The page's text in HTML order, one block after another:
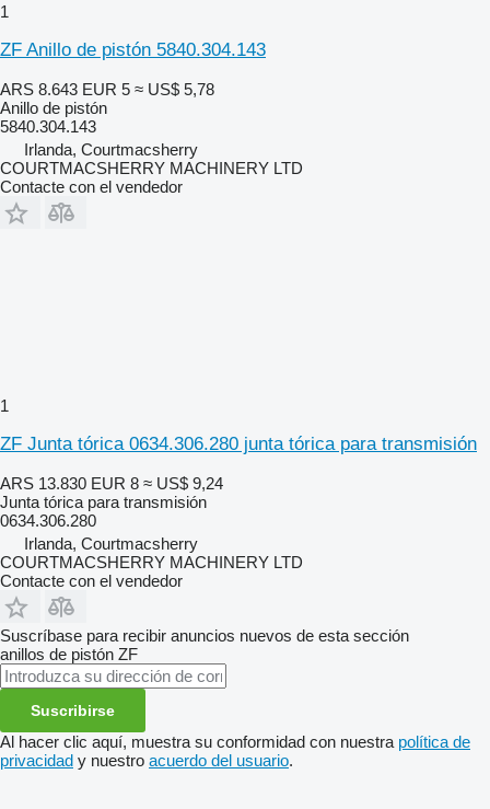
1
ZF Anillo de pistón 5840.304.143
ARS 8.643 EUR 5 ≈ US$ 5,78
Anillo de pistón
5840.304.143
Irlanda, Courtmacsherry
COURTMACSHERRY MACHINERY LTD
Contacte con el vendedor
1
ZF Junta tórica 0634.306.280 junta tórica para transmisión
ARS 13.830 EUR 8 ≈ US$ 9,24
Junta tórica para transmisión
0634.306.280
Irlanda, Courtmacsherry
COURTMACSHERRY MACHINERY LTD
Contacte con el vendedor
Suscríbase para recibir anuncios nuevos de esta sección
anillos de pistón ZF
Suscribirse
Al hacer clic aquí, muestra su conformidad con nuestra política de
privacidad y nuestro acuerdo del usuario.